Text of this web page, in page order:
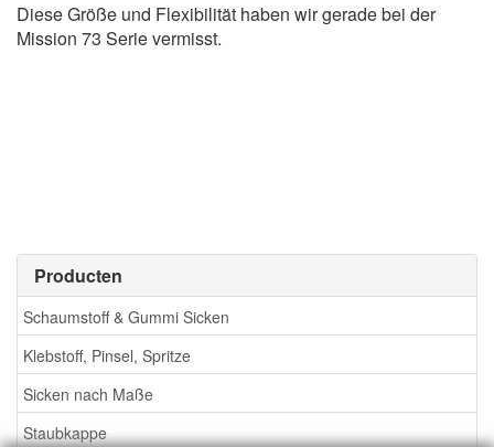
Producten
Schaumstoff & Gummi Sicken
Klebstoff, Pinsel, Spritze
Sicken nach Maße
Staubkappe
Diese Größe und Flexibilität haben wir gerade bei der
Mission 73 Serie vermisst.